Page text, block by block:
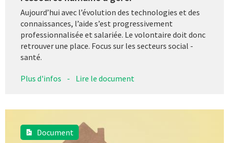
Aujourd’hui avec l’évolution des technologies et des
connaissances, l’aide s’est progressivement
professionnalisée et salariée. Le volontaire doit donc
retrouver une place. Focus sur les secteurs social -
santé.
Plus d'infos - Lire le document
Document